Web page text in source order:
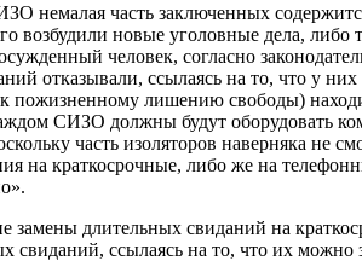
немалая часть заключенных
возбудили новые уголовные дела,
человек, согласно
отказывали, ссылаясь на то, что у
пожизненному лишению свободы)
СИЗО должны будут оборудовать
часть изоляторов наверняка не
на краткосрочные, либо же на
длительных свиданий на
свиданий, ссылаясь на то, что их можно